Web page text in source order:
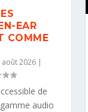
EAR
COMME
2026 |
de
audio